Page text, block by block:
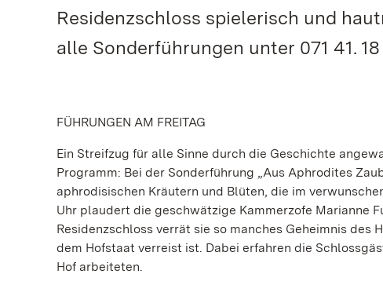
Residenzschloss spielerisch und
alle Sonderführungen unter 071 41.
FÜHRUNGEN AM FREITAG
Ein Streifzug für alle Sinne durch die Geschichte
Programm: Bei der Sonderführung „Aus Aphrodites
aphrodisischen Kräutern und Blüten, die im
Uhr plaudert die geschwätzige Kammerzofe Marianne
Residenzschloss verrät sie so manches Geheimnis
dem Hofstaat verreist ist. Dabei erfahren die
Hof arbeiteten.